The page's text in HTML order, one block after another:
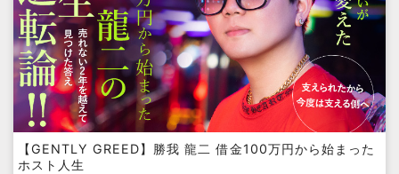
【GENTLY GREED】勝我 龍二 借金100万円から始まった
ホスト人生